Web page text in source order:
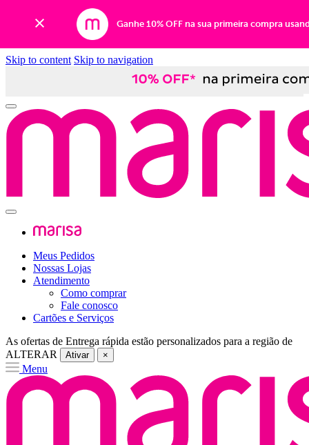
Ganhe 10% OFF na sua primeira compra
Skip to content Skip to navigation
Meus Pedidos
Nossas Lojas
Atendimento
Como comprar
Fale conosco
Cartões e Serviços
As ofertas de Entrega rápida estão personalizados para a região de
ALTERAR
Ativar ×
Menu